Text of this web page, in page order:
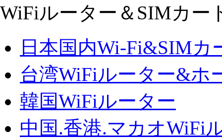
WiFiルーター＆SIMカー
日本国内Wi-Fi&SIMカ
台湾WiFiルーター&ホ
韓国WiFiルーター
中国.香港.マカオWiFi